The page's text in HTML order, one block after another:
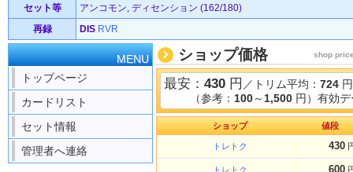
セット等
アンコモン, ディセンション (162/180)
再録
DIS RVR
MENU
トップページ
カードリスト
セット情報
管理者へ連絡
ショップ価格 shop
最安： 430 円 ／トリム平均： 724 円
（参考： 100～ 1,500 円）有効
ショップ 値段
トレトク 430
トレトク 600